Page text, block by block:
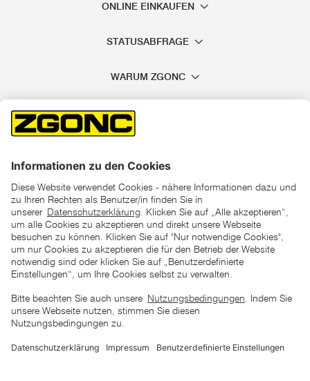
ONLINE EINKAUFEN
STATUSABFRAGE
WARUM ZGONC
*der "statt"-Preis ist der niedrigste von uns in den letzten 30
Tagen vor Beginn dieser Aktion verlangte Preis
unter den UVP Preisen auf dieser Website sind die
zu verstehen